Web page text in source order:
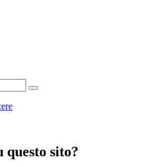
questo sito?